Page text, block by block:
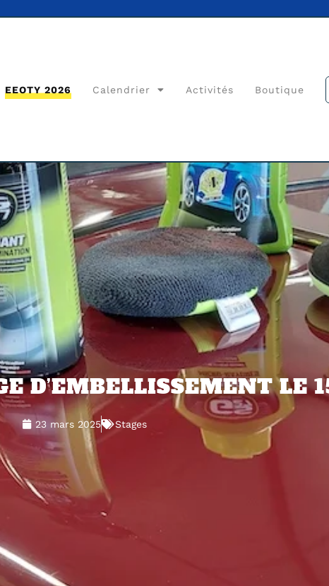
EEOTY 2026 Calendrier Activités Boutique
D’EMBELLISSEMENT LE
23 mars 2025 Stages